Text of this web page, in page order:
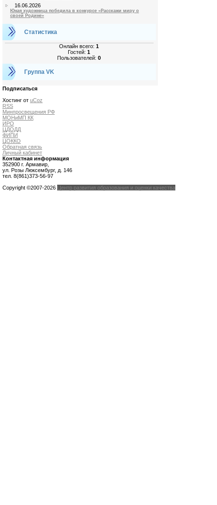
16.06.2026
Юная художница победила в конкурсе «Расскажи миру о
своей Родине»
Статистика
Онлайн всего:1
Гостей:1
Пользователей:0
Группа VK
Подписаться
Хостинг от uCoz
RSS
Минпросвещения РФ
МОНиМП КК
ИРО
ЦДОДД
ФИПИ
ЦОККО
Обратная связь
Личный кабинет
Контактная информация
352900 г. Армавир,
ул. Розы Люксембург, д. 146
тел. 8(861)373-56-97
Copyright ©2007-2026 Центр развития образования и оценки качества